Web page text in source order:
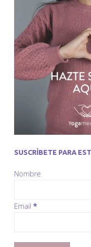
SUSCRÍBETE PARA
Nombre
Email *